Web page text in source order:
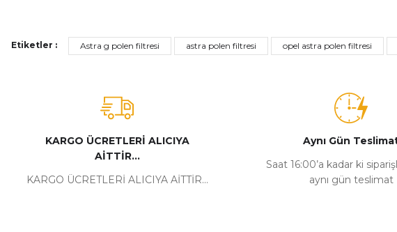
Ürün açıklamasında eksik bilgiler bulunuyor.
Bu ürüne benzer farklı alternatifler olmalı.
Etiketler : Astra g polen filtresi astra polen filtresi opel astra polen filtresi
KARGO ÜCRETLERİ ALICIYA
AİTTİR...
KARGO ÜCRETLERİ ALICIYA AİTTİR...
Aynı Gün
Saat 16:00’a kadar ki
aynı gün teslimat